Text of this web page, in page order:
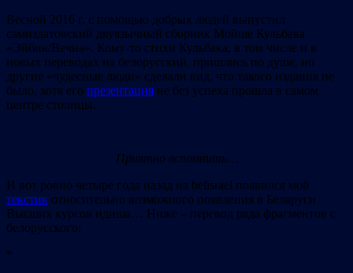
Весной 2016 г. с помощью добрых людей выпустил
самиздатовский двуязычный сборник Мойше Кульбака
«Эйбик/Вечна». Кому-то стихи Кульбака, в том числе и в
новых переводах на белорусский, пришлись по душе, но
другие «чудесные люди» сделали вид, что такого издания не
было, хотя его презентация не без успеха прошла в самом
центре столицы.
Приятно вспомнить…
И вот ровно четыре года назад на belisrael появился мой
текстик относительно возможного появления в Беларуси
Высших курсов идиша… Ниже – перевод ряда фрагментов с
белорусского:
*